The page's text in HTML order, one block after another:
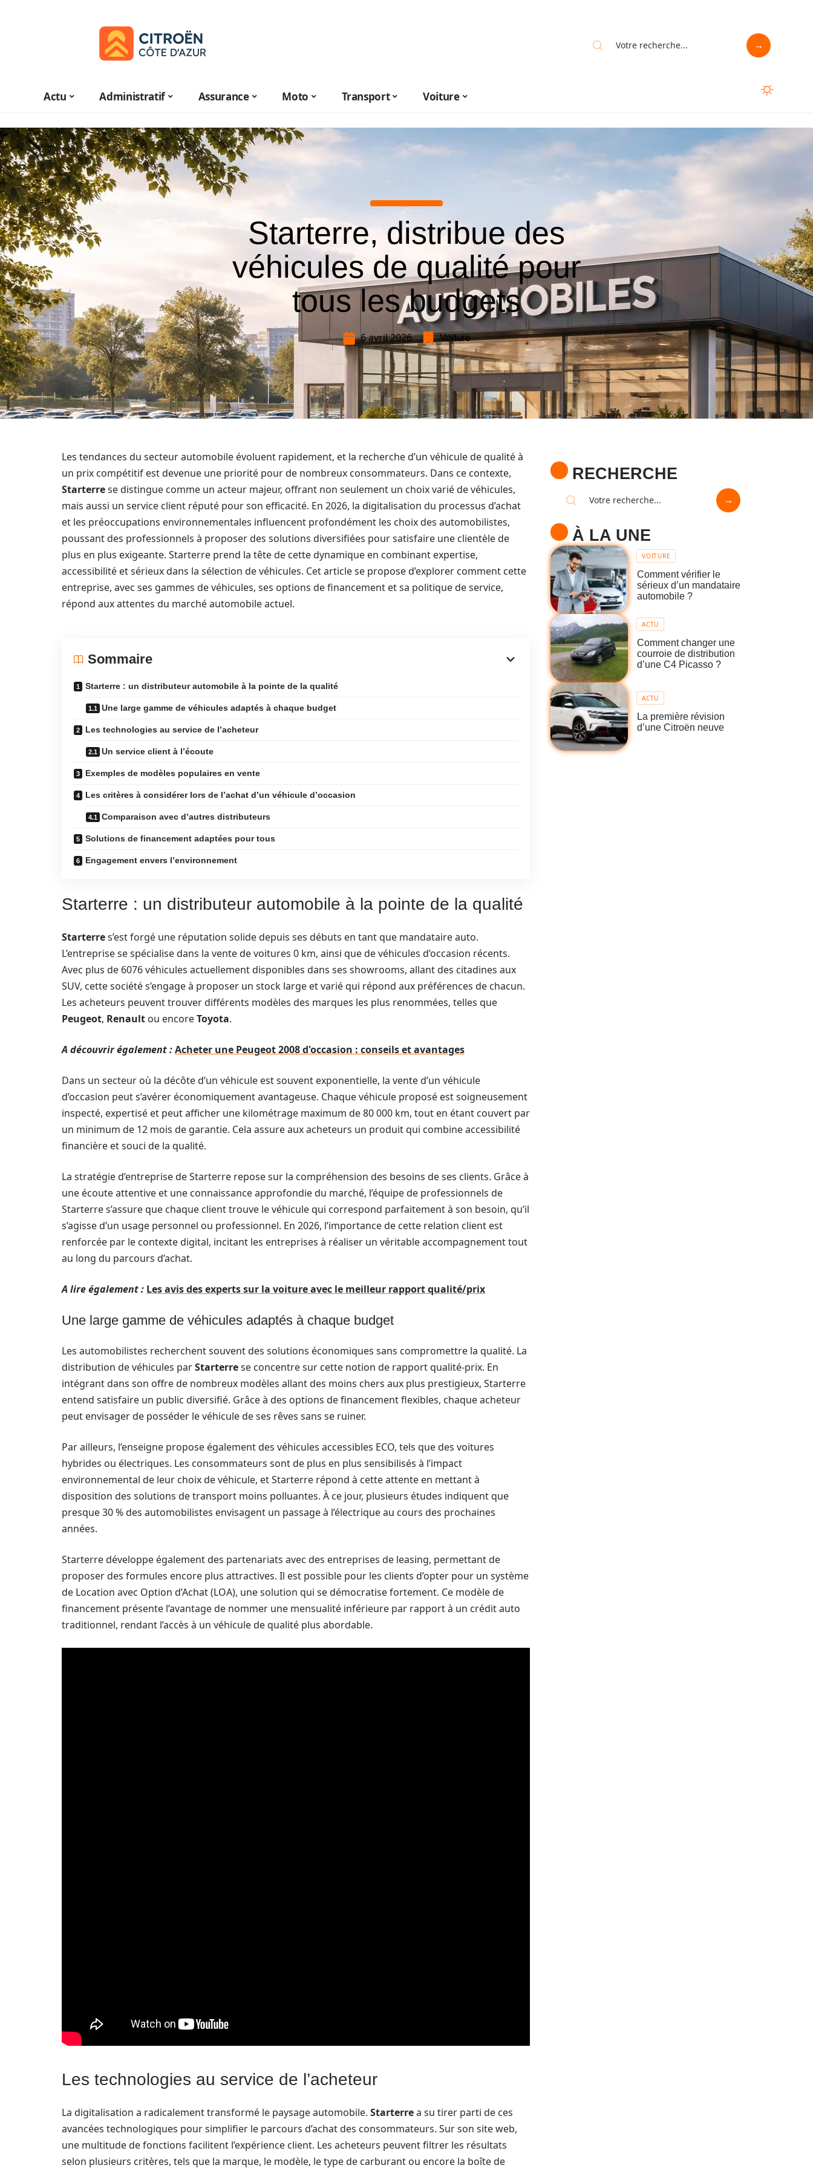
Actu Administratif Assurance Moto Transport Voiture
Starterre, distribue des
véhicules de qualité pour
tous les budgets
6 avril 2026 Voiture
Les tendances du secteur automobile évoluent rapidement, et la recherche d’un véhicule de qualité à
un prix compétitif est devenue une priorité pour de nombreux consommateurs. Dans ce contexte,
Starterrese distingue comme un acteur majeur, offrant non seulement un choix varié de véhicules,
mais aussi un service client réputé pour son efficacité. En 2026, la digitalisation du processus d’achat
et les préoccupations environnementales influencent profondément les choix des automobilistes,
poussant des professionnels à proposer des solutions diversifiées pour satisfaire une clientèle de
plus en plus exigeante. Starterre prend la tête de cette dynamique en combinant expertise,
accessibilité et sérieux dans la sélection de véhicules. Cet article se propose d’explorer comment cette
entreprise, avec ses gammes de véhicules, ses options de financement et sa politique de service,
répond aux attentes du marché automobile actuel.
Sommaire
Starterre : un distributeur automobile à la pointe de la qualité
Une large gamme de véhicules adaptés à chaque budget
Les technologies au service de l’acheteur
Un service client à l’écoute
Exemples de modèles populaires en vente
Les critères à considérer lors de l’achat d’un véhicule d’occasion
Comparaison avec d’autres distributeurs
Solutions de financement adaptées pour tous
Engagement envers l’environnement
Starterre : un distributeur automobile à la pointe de la qualité
Starterres’est forgé une réputation solide depuis ses débuts en tant que mandataire auto.
L’entreprise se spécialise dans la vente de voitures 0 km, ainsi que de véhicules d’occasion récents.
Avec plus de 6076 véhicules actuellement disponibles dans ses showrooms, allant des citadines aux
SUV, cette société s’engage à proposer un stock large et varié qui répond aux préférences de chacun.
Les acheteurs peuvent trouver différents modèles des marques les plus renommées, telles que
Peugeot, Renault ou encoreToyota.
A découvrir également :Acheter une Peugeot 2008 d'occasion : conseils et avantages
Dans un secteur où la décôte d’un véhicule est souvent exponentielle, la vente d’un véhicule
d’occasion peut s’avérer économiquement avantageuse. Chaque véhicule proposé est soigneusement
inspecté, expertisé et peut afficher une kilométrage maximum de 80 000 km, tout en étant couvert par
un minimum de 12 mois de garantie. Cela assure aux acheteurs un produit qui combine accessibilité
financière et souci de la qualité.
La stratégie d’entreprise de Starterre repose sur la compréhension des besoins de ses clients. Grâce à
une écoute attentive et une connaissance approfondie du marché, l’équipe de professionnels de
Starterre s’assure que chaque client trouve le véhicule qui correspond parfaitement à son besoin, qu’il
s’agisse d’un usage personnel ou professionnel. En 2026, l’importance de cette relation client est
renforcée par le contexte digital, incitant les entreprises à réaliser un véritable accompagnement tout
au long du parcours d’achat.
A lire également : Les avis des experts sur la voiture avec le meilleur rapport qualité/prix
Une large gamme de véhicules adaptés à chaque budget
Les automobilistes recherchent souvent des solutions économiques sans compromettre la qualité. La
distribution de véhicules parStarterrese concentre sur cette notion de rapport qualité-prix. En
intégrant dans son offre de nombreux modèles allant des moins chers aux plus prestigieux, Starterre
entend satisfaire un public diversifié. Grâce à des options de financement flexibles, chaque acheteur
peut envisager de posséder le véhicule de ses rêves sans se ruiner.
Par ailleurs, l’enseigne propose également des véhicules accessibles ECO, tels que des voitures
hybrides ou électriques. Les consommateurs sont de plus en plus sensibilisés à l’impact
environnemental de leur choix de véhicule, et Starterre répond à cette attente en mettant à
disposition des solutions de transport moins polluantes. À ce jour, plusieurs études indiquent que
presque 30 % des automobilistes envisagent un passage à l’électrique au cours des prochaines
années.
Starterre développe également des partenariats avec des entreprises de leasing, permettant de
proposer des formules encore plus attractives. Il est possible pour les clients d’opter pour un système
de Location avec Option d’Achat (LOA), une solution qui se démocratise fortement. Ce modèle de
financement présente l’avantage de nommer une mensualité inférieure par rapport à un crédit auto
traditionnel, rendant l’accès à un véhicule de qualité plus abordable.
Les technologies au service de l’acheteur
La digitalisation a radicalement transformé le paysage automobile. Starterrea su tirer parti de ces
avancées technologiques pour simplifier le parcours d’achat des consommateurs. Sur son site web,
une multitude de fonctions facilitent l’expérience client. Les acheteurs peuvent filtrer les résultats
selon plusieurs critères, tels que la marque, le modèle, le type de carburant ou encore la boîte de
RECHERCHE
À LA UNE
VOITURE
Comment vérifier le
sérieux d’un mandataire
automobile ?
ACTU
Comment changer une
courroie de distribution
d’une C4 Picasso ?
ACTU
La première révision
d’une Citroën neuve